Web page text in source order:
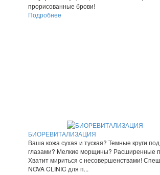
прорисованные брови!
Подробнее
БИОРЕВИТАЛИЗАЦИЯ
Ваша кожа сухая и туская? Темные круги под
глазами? Мелкие морщины? Расширенные
Хватит мириться с несовершенствами!
NOVA CLINIC для п...